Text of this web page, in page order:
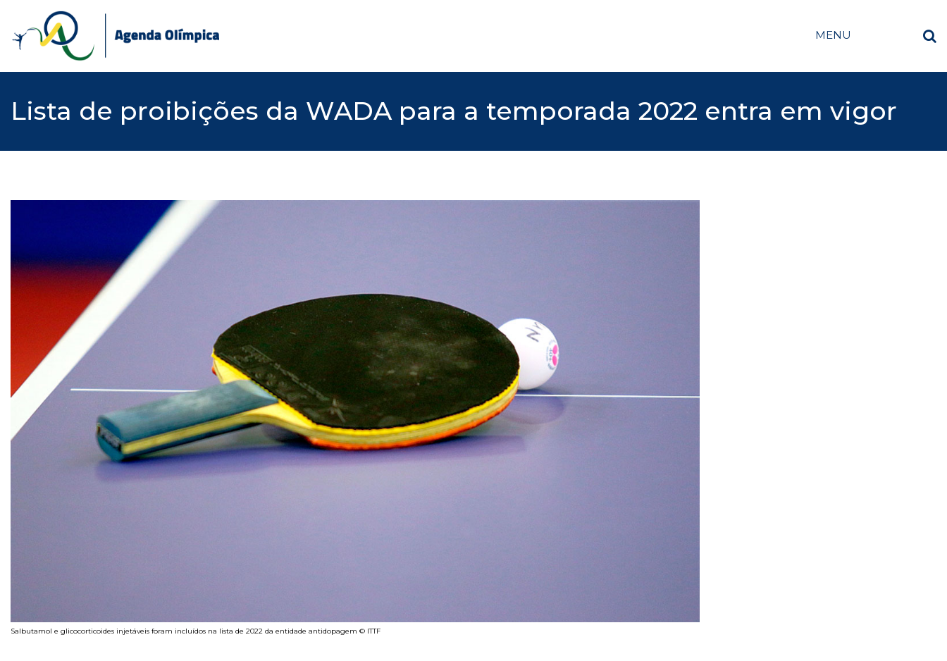
content
MENU
Lista de proibições da WADA para a temporada 2022 entra em vigor
Salbutamol e glicocorticoides injetáveis foram incluídos na lista de 2022 da entidade antidopagem © ITTF